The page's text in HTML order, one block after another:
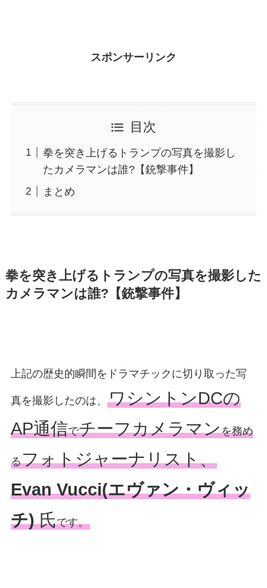
スポンサーリンク
目次
拳を突き上げるトランプの写真を撮影し
たカメラマンは誰?【銃撃事件】
まとめ
拳を突き上げるトランプの写真を撮影した
カメラマンは誰?【銃撃事件】
上記の歴史的瞬間をドラマチックに切り取った写
真を撮影したのは、 ワシントンDCの
AP通信でチーフカメラマンを務め
るフォトジャーナリスト、
Evan Vucci(エヴァン・ヴィッ
チ)氏です。